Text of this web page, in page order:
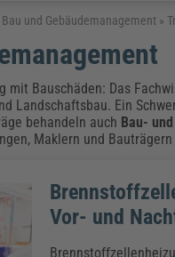
Bauen
Bau und Gebäudemanagement »
mit Bauschäden: Das
Landschaftsbau. Ein
behandeln auch Bau-
Maklern und
Vor- und